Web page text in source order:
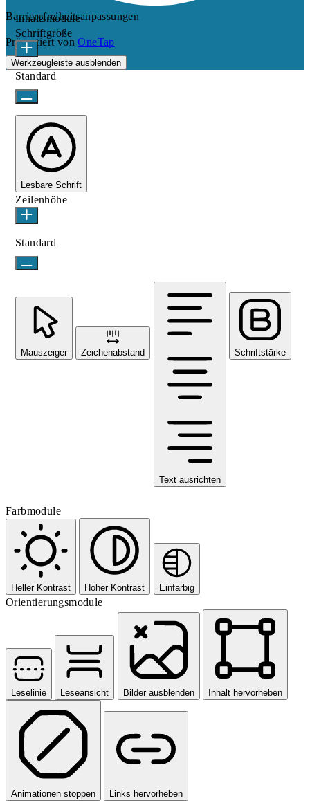
Barrierefreiheitsanpassungen
Präsentiert vonOneTap
Werkzeugleiste ausblenden
Inhaltsmodule
Schriftgröße
Standard
Lesbare Schrift
Zeilenhöhe
Standard
Mauszeiger Zeichenabstand
Text ausrichten
Schriftstärke
Farbmodule
Heller Kontrast Hoher Kontrast Einfarbig
Orientierungsmodule
Leselinie Leseansicht Bilder ausblenden Inhalt hervorheben
Animationen stoppen Links hervorheben